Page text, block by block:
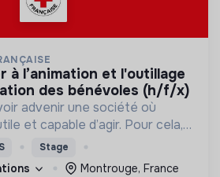
des bénévoles (h/f/x)
advenir une société où
et capable d’agir. Pour cela,
moyens et des lieux
et adaptés à tous.
Stage
Montrouge, France